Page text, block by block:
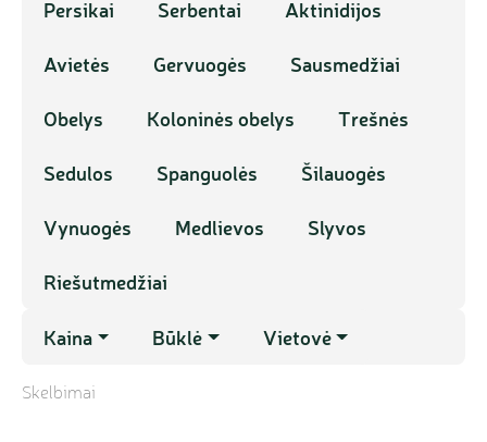
Persikai Serbentai Aktinidijos
Avietės Gervuogės Sausmedžiai
Obelys Koloninės obelys Trešnės
Sedulos Spanguolės Šilauogės
Vynuogės Medlievos Slyvos
Riešutmedžiai
Kaina Būklė Vietovė
Skelbimai